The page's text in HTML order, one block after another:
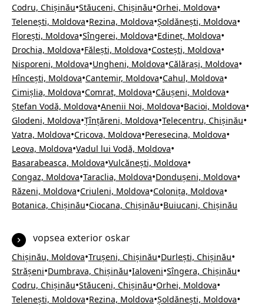
Codru, Chișinău•Stăuceni, Chișinău•Orhei, Moldova•
Telenești, Moldova•Rezina, Moldova•Șoldănești, Moldova•
Florești, Moldova•Sîngerei, Moldova•Edineț, Moldova•
Drochia, Moldova•Fălești, Moldova•Costești, Moldova•
Nisporeni, Moldova•Ungheni, Moldova•Călărași, Moldova•
Hîncești, Moldova•Cantemir, Moldova•Cahul, Moldova•
Cimișlia, Moldova•Comrat, Moldova•Căușeni, Moldova•
Ștefan Vodă, Moldova•Anenii Noi, Moldova•Bacioi, Moldova•
Glodeni, Moldova•Țînțăreni, Moldova•Telecentru, Chișinău•
Vatra, Moldova•Cricova, Moldova•Peresecina, Moldova•
Leova, Moldova•Vadul lui Vodă, Moldova•
Basarabeasca, Moldova•Vulcănești, Moldova•
Congaz, Moldova•Taraclia, Moldova•Dondușeni, Moldova•
Răzeni, Moldova•Criuleni, Moldova•Colonița, Moldova•
Botanica, Chișinău•Ciocana, Chișinău•Buiucani, Chișinău
vopsea exterior oskar
Chișinău, Moldova•Trușeni, Chișinău•Durlești, Chișinău•
Strășeni•Dumbrava, Chișinău•Ialoveni•Sîngera, Chișinău•
Codru, Chișinău•Stăuceni, Chișinău•Orhei, Moldova•
Telenești, Moldova•Rezina, Moldova•Șoldănești, Moldova•